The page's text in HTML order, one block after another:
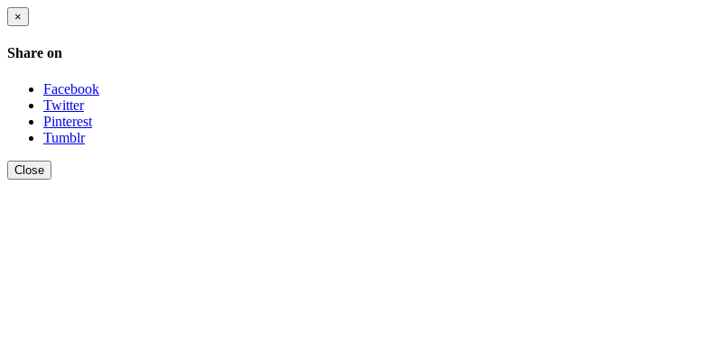
×
Share on
Facebook
Twitter
Pinterest
Tumblr
Close